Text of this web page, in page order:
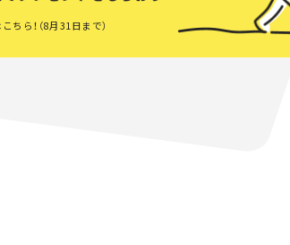
ちら！（8月31日まで）